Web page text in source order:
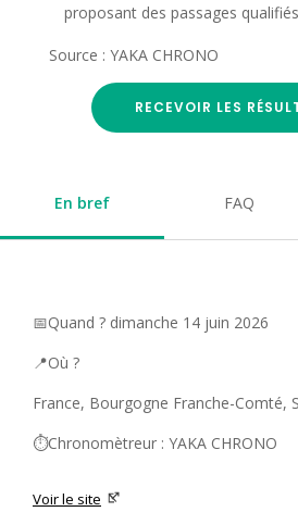
proposant des passages
Source : YAKA CHRONO
RECEVOIR LES
En bref FAQ
📅Quand ? dimanche 14 juin 2026
📍Où ?
France, Bourgogne Franche-Comté,
⏱️Chronomètreur : YAKA CHRONO
Voir le site